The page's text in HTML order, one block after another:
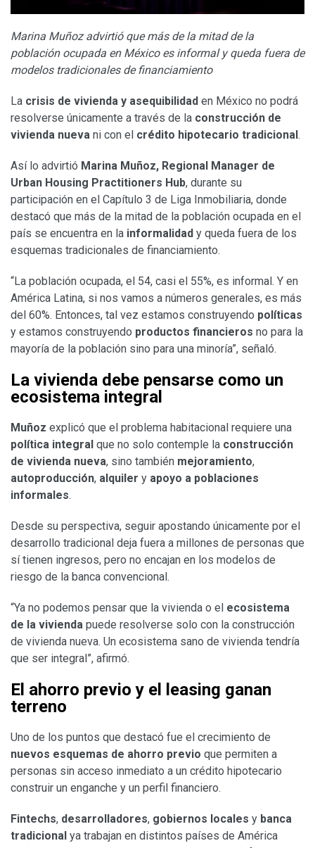
Marina Muñoz advirtió que más de la mitad de la
población ocupada en México es informal y queda fuera de
modelos tradicionales de financiamiento
La crisis de vivienda y asequibilidad en México no podrá
resolverse únicamente a través de la construcción de
vivienda nueva ni con el crédito hipotecario tradicional.
Así lo advirtió Marina Muñoz, Regional Manager de
Urban Housing Practitioners Hub, durante su
participación en el Capítulo 3 de Liga Inmobiliaria, donde
destacó que más de la mitad de la población ocupada en el
país se encuentra en la informalidad y queda fuera de los
esquemas tradicionales de financiamiento.
“La población ocupada, el 54, casi el 55%, es informal. Y en
América Latina, si nos vamos a números generales, es más
del 60%. Entonces, tal vez estamos construyendo políticas
y estamos construyendo productos financieros no para la
mayoría de la población sino para una minoría”, señaló.
La vivienda debe pensarse como un
ecosistema integral
Muñoz explicó que el problema habitacional requiere una
política integral que no solo contemple la construcción
de vivienda nueva, sino también mejoramiento,
autoproducción, alquiler y apoyo a poblaciones
informales.
Desde su perspectiva, seguir apostando únicamente por el
desarrollo tradicional deja fuera a millones de personas que
sí tienen ingresos, pero no encajan en los modelos de
riesgo de la banca convencional.
“Ya no podemos pensar que la vivienda o el ecosistema
de la vivienda puede resolverse solo con la construcción
de vivienda nueva. Un ecosistema sano de vivienda tendría
que ser integral”, afirmó.
El ahorro previo y el leasing ganan
terreno
Uno de los puntos que destacó fue el crecimiento de
nuevos esquemas de ahorro previo que permiten a
personas sin acceso inmediato a un crédito hipotecario
construir un enganche y un perfil financiero.
Fintechs, desarrolladores, gobiernos locales y banca
tradicional ya trabajan en distintos países de América